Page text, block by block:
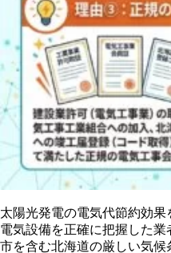
太陽光発電の電気代節約効果
電気設備を正確に把握した業
市を含む北海道の厳しい気候